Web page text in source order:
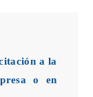
a la
o en